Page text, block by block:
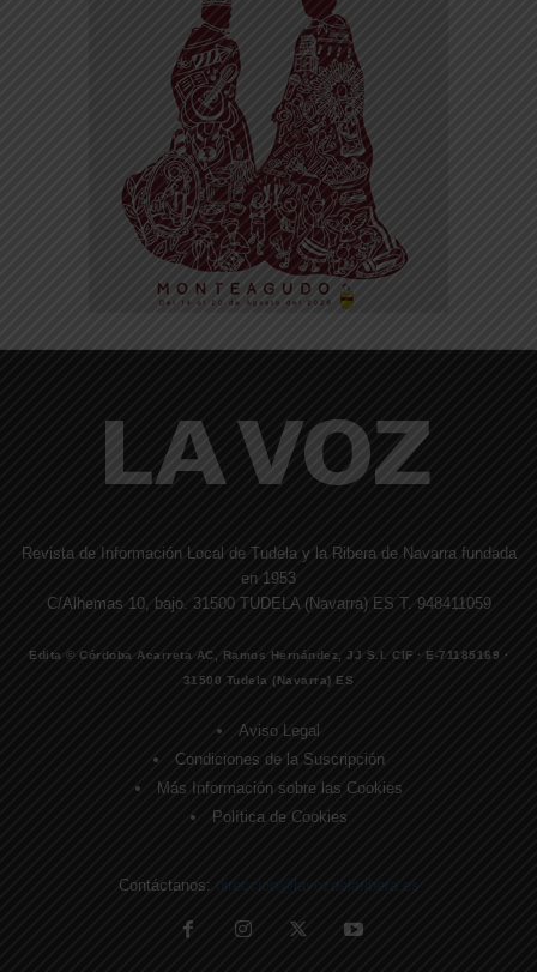
Revista de Información Local de Tudela y la Ribera de Navarra fundada
en 1953
C/Alhemas 10, bajo. 31500 TUDELA (Navarra) ES T. 948411059
Edita © Córdoba Acarreta AC, Ramos Hernández, JJ S.I. CIF · E-71185169 ·
31500 Tudela (Navarra) ES
Aviso Legal
Condiciones de la Suscripción
Más Información sobre las Cookies
Política de Cookies
Contáctanos: direccion@lavozdelaribera.es